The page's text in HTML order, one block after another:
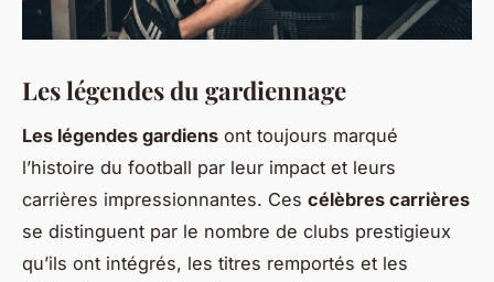
Les légendes du gardiennage
Les légendes gardiens ont toujours marqué
l’histoire du football par leur impact et leurs
carrières impressionnantes. Ces célèbres carrières
se distinguent par le nombre de clubs prestigieux
qu’ils ont intégrés, les titres remportés et les